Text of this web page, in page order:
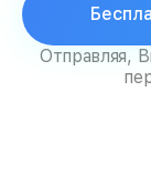
Отправляя,